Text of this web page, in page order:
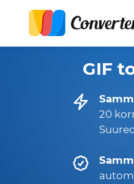
GIF
Samm
20